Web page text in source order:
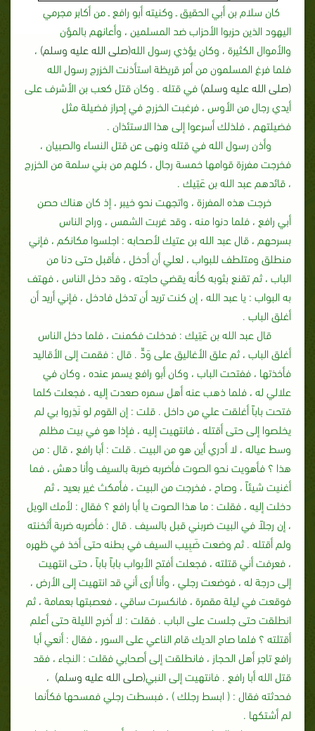
كان سلام بن أبي الحقيق ـ وكنيته أبو رافع ـ من أكابر مجرمي
اليهود الذين حزبوا الأحزاب ضد المسلمين ، وأعانهم بالمؤن
والأموال الكثيرة ، وكان يؤذي رسول الله(صلى الله عليه وسلم) ،
فلما فرغ المسلمون من أمر قريظة استأذنت الخزرج رسول الله
(صلى الله عليه وسلم) في قتله‏ .‏ وكان قتل كعب بن الأشرف على
أيدي رجال من الأوس ، فرغبت الخزرج في إحراز فضيلة مثل
فضيلتهم ، فلذلك أسرعوا إلى هذا الاستئذان ‏.‏
وأذن رسول الله في قتله ونهى عن قتل النساء والصبيان ،
فخرجت مفرزة قوامها خمسة رجال ، كلهم من بني سلمة من الخزرج
، قائدهم عبد الله بن عَتِيك‏ .‏
خرجت هذه المفرزة ، واتجهت نحو خيبر ، إذ كان هناك حصن
أبي رافع ، فلما دنوا منه ، وقد غربت الشمس ، وراح الناس
بسرحهم ، قال عبد الله بن عتيك لأصحابه‏ :‏ اجلسوا مكانكم ، فإني
منطلق ومتلطف للبواب ، لعلي أن أدخل ، فأقبل حتى دنا من
الباب ، ثم تقنع بثوبه كأنه يقضي حاجته ، وقد دخل الناس ، فهتف
به البواب‏ :‏ يا عبد الله ، إن كنت تريد أن تدخل فادخل ، فإني أريد أن
أغلق الباب ‏.‏
قال عبد الله بن عَتِيك ‏:‏ فدخلت فكمنت ، فلما دخل الناس
أغلق الباب ، ثم علق الأغاليق على وَدٍّ‏ .‏ قال‏ :‏ فقمت إلى الأقاليد
فأخذتها ، ففتحت الباب ، وكان أبو رافع يسمر عنده ، وكان في
علالي له ، فلما ذهب عنه أهل سمره صعدت إليه ، فجعلت كلما
فتحت باباً أغلقت علي من داخل ‏.‏ قلت‏ :‏ إن القوم لو نَذِروا بي لم
يخلصوا إلى حتى أقتله ، فانتهيت إليه ، فإذا هو في بيت مظلم
وسط عياله ، لا أدري أين هو من البيت ‏.‏ قلت ‏:‏ أبا رافع ، قال ‏:‏ من
هذا ‏؟‏ فأهويت نحو الصوت فأضربه ضربة بالسيف وأنا دهش ، فما
أغنيت شيئاً ، وصاح ، فخرجت من البيت ، فأمكث غير بعيد ، ثم
دخلت إليه ، فقلت ‏:‏ ما هذا الصوت يا أبا رافع‏ ؟‏ فقال ‏:‏ لأمك الويل
، إن رجلاً في البيت ضربني قبل بالسيف ‏.‏ قال‏ :‏ فأضربه ضربة أثخنته
ولم أقتله ‏.‏ ثم وضعت ضَبِيب السيف في بطنه حتى أخذ في ظهره
، فعرفت أني قتلته ، فجعلت أفتح الأبواب باباً باباً ، حتى انتهيت
إلى درجة له ، فوضعت رجلي ، وأنا أرى أني قد انتهيت إلى الأرض ،
فوقعت في ليلة مقمرة ، فانكسرت ساقي ، فعصبتها بعمامة ، ثم
انطلقت حتى جلست على الباب ‏.‏ فقلت ‏:‏ لا أخرج الليلة حتى أعلم
أقتلته ‏؟‏ فلما صاح الديك قام الناعي على السور ، فقال ‏:‏ أنعي أبا
رافع تاجر أهل الحجاز ، فانطلقت إلى أصحابي فقلت ‏:‏ النجاء ، فقد
قتل الله أبا رافع ‏.‏ فانتهيت إلى النبي(صلى الله عليه وسلم) ،
فحدثته فقال‏ :‏ ‏( ‏ابسط رجلك‏ ) ‏، فبسطت رجلي فمسحها فكأنما
لم أشتكها ‏.‏